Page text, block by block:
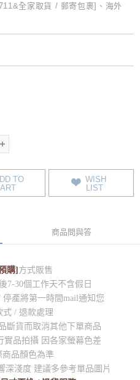
全家取貨 / 郵寄包裹]、海外
TO
WISH
LIST
商品問與答
購]方式販售
7-30個工作天不含假日
產將第一時間mail通知您
式 / 退款處理
斷貨而取消其他下單商品
實品拍攝 因各家螢幕色差
商品顏色為準
深淺度 建議多參考單品圖片